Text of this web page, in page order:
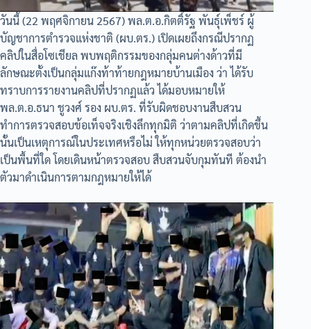
วันนี้ (22 พฤศจิกายน 2567) พล.ต.อ.กิตติ์รัฐ พันธุ์เพ็ชร์ ผู้
บัญชาการตำรวจแห่งชาติ (ผบ.ตร.) เปิดเผยถึงกรณีปรากฏ
คลิปในสื่อโซเชียล พบพฤติกรรมของกลุ่มคนต่างด้าวที่มี
ลักษณะตั้งเป็นกลุ่มแก๊งท้าท้ายกฎหมายบ้านเมือง ว่า ได้รับ
ทราบการรายงานคลิปที่ปรากฏแล้ว ได้มอบหมายให้
พล.ต.อ.ธนา ชูวงศ์ รอง ผบ.ตร. ที่รับผิดชอบงานสืบสวน
ทำการตรวจสอบข้อเท็จจริงเชิงลึกทุกมิติ ว่าตามคลิปที่เกิดขึ้น
นั้นเป็นเหตุการณ์ในประเทศหรือไม่ ให้ทุกหน่วยตรวจสอบว่า
เป็นพื้นที่ใด โดยเดินหน้าตรวจสอบ สืบสวนจับกุมทันที ต้องนำ
ตัวมาดำเนินการตามกฎหมายให้ได้